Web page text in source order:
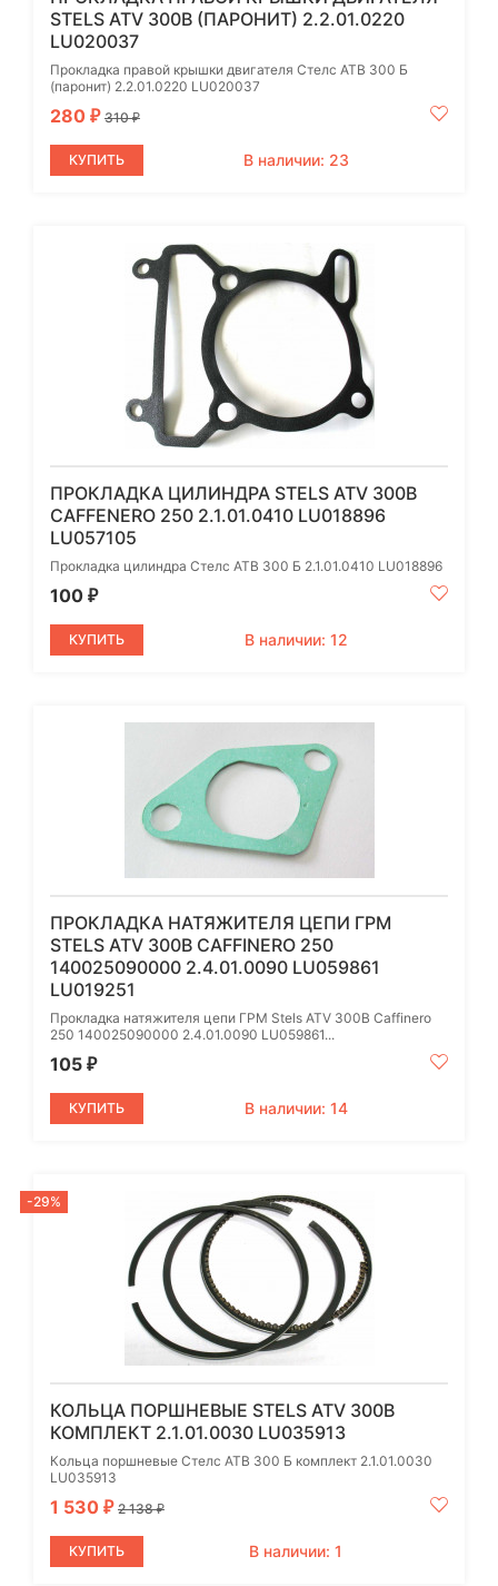
STELS ATV 300B (ПАРОНИТ) 2.2.01.0220
LU020037
Прокладка правой крышки двигателя Стелс АТВ 300 Б
(паронит) 2.2.01.0220 LU020037
280 ₽ 310₽
КУПИТЬ В наличии: 23
ПРОКЛАДКА ЦИЛИНДРА STELS ATV 300B
CAFFENERO 250 2.1.01.0410 LU018896
LU057105
Прокладка цилиндра Стелс АТВ 300 Б 2.1.01.0410 LU018896
100 ₽
КУПИТЬ В наличии: 12
ПРОКЛАДКА НАТЯЖИТЕЛЯ ЦЕПИ ГРМ
STELS ATV 300B CAFFINERO 250
140025090000 2.4.01.0090 LU059861
LU019251
Прокладка натяжителя цепи ГРМ Stels ATV 300B Caffinero
250 140025090000 2.4.01.0090 LU059861...
105 ₽
КУПИТЬ В наличии: 14
-29%
КОЛЬЦА ПОРШНЕВЫЕ STELS ATV 300B
КОМПЛЕКТ 2.1.01.0030 LU035913
Кольца поршневые Стелс АТВ 300 Б комплект 2.1.01.0030
LU035913
1 530 ₽ 2 138₽
КУПИТЬ В наличии: 1